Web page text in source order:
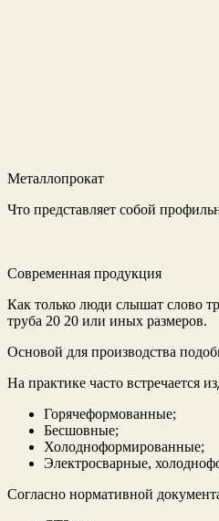
Металлопрокат
Что представляет собой
Современная продукция
Как только люди слышат слово
труба 20 20 или иных размеров.
Основой для производства
На практике часто встречается
Горячеформованные;
Бесшовные;
Холодноформированные;
Электросварные,
Согласно нормативной